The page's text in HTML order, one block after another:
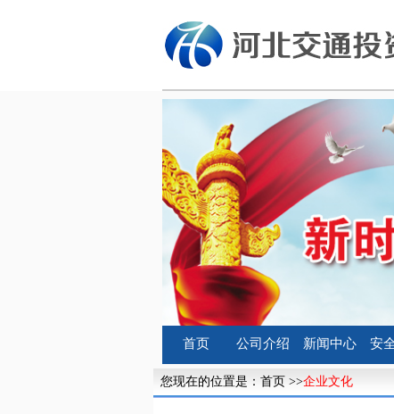
首页 公司介绍 新闻中心 安
您现在的位置是： 首页 >>企业文化